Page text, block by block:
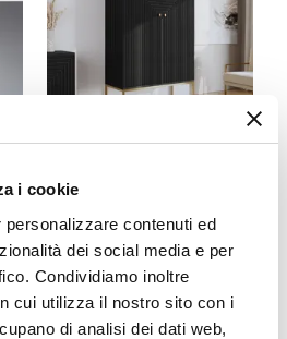
i cookie
contenuti ed
dei social media e per
Condividiamo inoltre
cui utilizza il nostro sito con i
di analisi dei dati web,
CODICE:
Mobile multiuso 90x150 cm
in legno di mango nero
cannettato e metallo oro -
Dunkel
€ 446,00